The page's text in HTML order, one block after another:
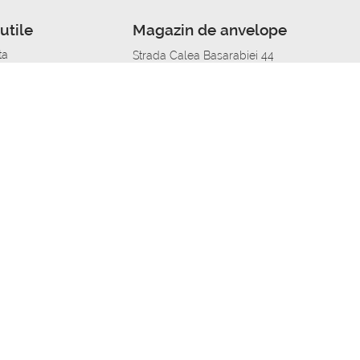
Magazin de anvelope
Strada Calea Basarabiei 44